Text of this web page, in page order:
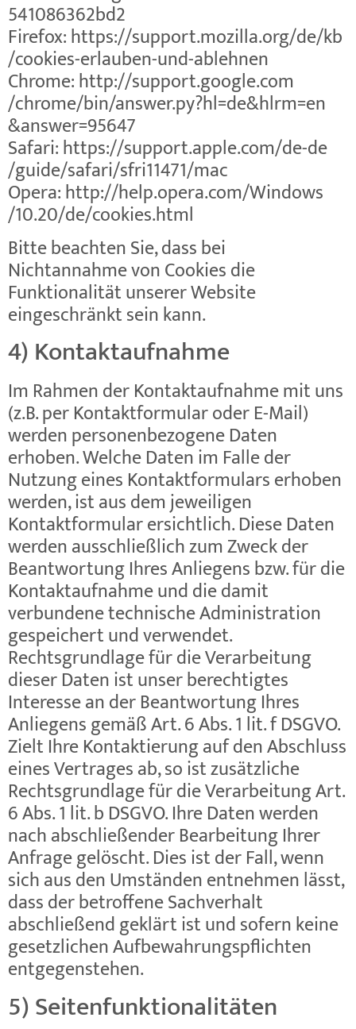
541086362bd2
Firefox:https://support.mozilla.org/de/kb
/cookies-erlauben-und-ablehnen
Chrome:http://support.google.com
/chrome/bin/answer.py?hl=de&hlrm=en
&answer=95647
Safari:https://support.apple.com/de-de
/guide/safari/sfri11471/mac
Opera:http://help.opera.com/Windows
/10.20/de/cookies.html
Bitte beachten Sie, dass bei
Nichtannahme von Cookies die
Funktionalität unserer Website
eingeschränkt sein kann.
4) Kontaktaufnahme
Im Rahmen der Kontaktaufnahme mit uns
(z.B. per Kontaktformular oder E-Mail)
werden personenbezogene Daten
erhoben. Welche Daten im Falle der
Nutzung eines Kontaktformulars erhoben
werden, ist aus dem jeweiligen
Kontaktformular ersichtlich. Diese Daten
werden ausschließlich zum Zweck der
Beantwortung Ihres Anliegens bzw. für die
Kontaktaufnahme und die damit
verbundene technische Administration
gespeichert und verwendet.
Rechtsgrundlage für die Verarbeitung
dieser Daten ist unser berechtigtes
Interesse an der Beantwortung Ihres
Anliegens gemäß Art. 6 Abs. 1 lit. f DSGVO.
Zielt Ihre Kontaktierung auf den Abschluss
eines Vertrages ab, so ist zusätzliche
Rechtsgrundlage für die Verarbeitung Art.
6 Abs. 1 lit. b DSGVO. Ihre Daten werden
nach abschließender Bearbeitung Ihrer
Anfrage gelöscht. Dies ist der Fall, wenn
sich aus den Umständen entnehmen lässt,
dass der betroffene Sachverhalt
abschließend geklärt ist und sofern keine
gesetzlichen Aufbewahrungspflichten
entgegenstehen.
5) Seitenfunktionalitäten